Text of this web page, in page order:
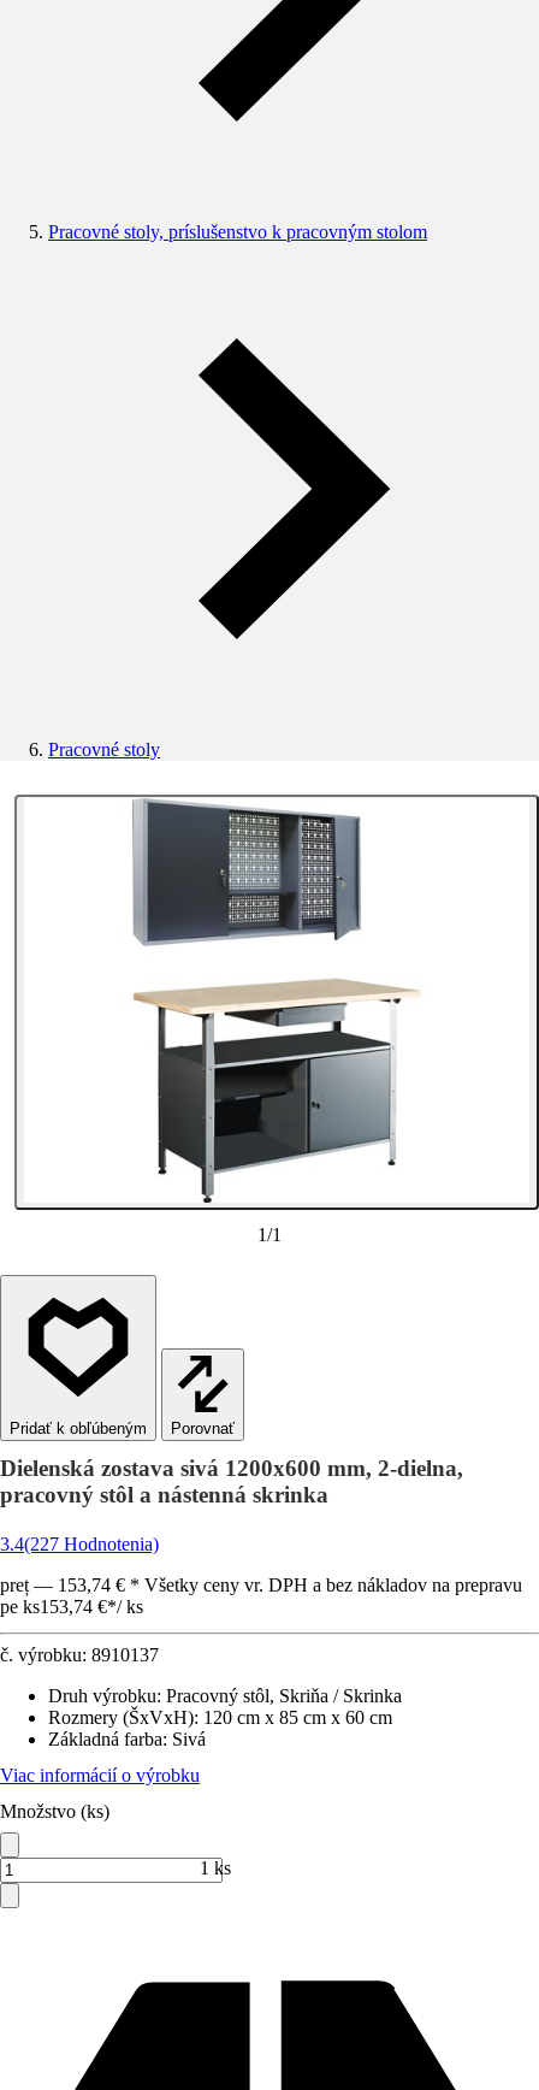
Pracovné stoly, príslušenstvo k pracovným stolom
Pracovné stoly
1/1
Porovnať
Dielenská zostava sivá 1200x600 mm, 2-dielna,
pracovný stôl a nástenná skrinka
3.4(227 Hodnotenia)
preț — 153,74 € * Všetky ceny vr. DPH a bez nákladov na prepravu
pe ks153,74 €*/ ks
č. výrobku: 8910137
Druh výrobku: Pracovný stôl, Skriňa / Skrinka
Rozmery (ŠxVxH): 120 cm x 85 cm x 60 cm
Základná farba: Sivá
Viac informácií o výrobku
Množstvo (ks)
1 ks